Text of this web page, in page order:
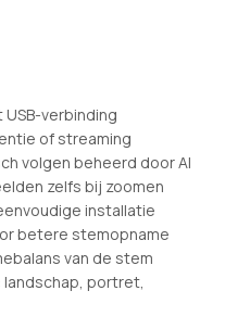
verbinding
of streaming
volgen beheerd door AI
zelfs bij zoomen
installatie
betere stemopname
van de stem
landschap, portret,